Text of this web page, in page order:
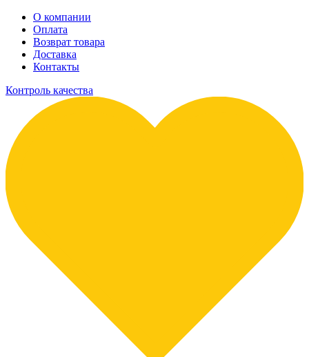
О компании
Оплата
Возврат товара
Доставка
Контакты
Контроль качества